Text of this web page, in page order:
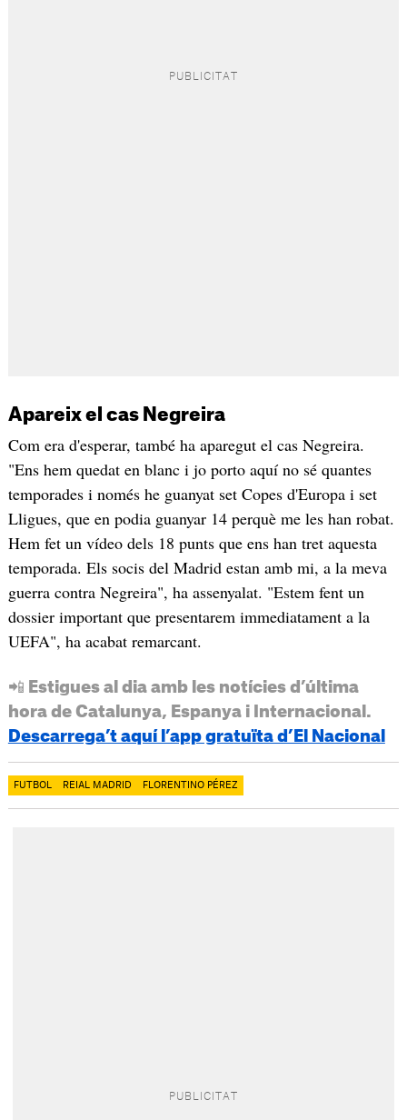
Apareix el cas Negreira
Com era d'esperar, també ha aparegut el cas Negreira.
"Ens hem quedat en blanc i jo porto aquí no sé quantes
temporades i només he guanyat set Copes d'Europa i set
Lligues, que en podia guanyar 14 perquè me les han robat.
Hem fet un vídeo dels 18 punts que ens han tret aquesta
temporada. Els socis del Madrid estan amb mi, a la meva
guerra contra Negreira", ha assenyalat. "Estem fent un
dossier important que presentarem immediatament a la
UEFA", ha acabat remarcant.
📲 Estigues al dia amb les notícies d’última
hora de Catalunya, Espanya i Internacional.
Descarrega’t aquí l’app gratuïta d’El Nacional
FUTBOL REIAL MADRID FLORENTINO PÉREZ